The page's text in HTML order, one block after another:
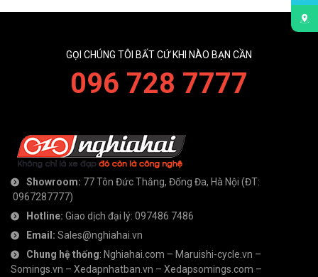
GỌI CHÚNG TÔI BẤT CỨ KHI NÀO BẠN CẦN
096 728 7777
Showroom: 77 Tôn Đức Thắng, Đống Đa, Hà Nội (ĐT:
0967287777)
Hotline: Giao dịch đại lý: 097486 7486
Email: Sales@nghiahai.vn
Chung hệ thống: Nghiahai.com – Maruishi-cycle.vn –
Somings.vn – Xedapnhatban.vn – Xedapsomings.com –